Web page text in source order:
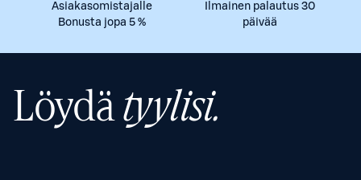
Asiakasomistajalle
Bonusta jopa 5 %
Ilmainen palautus 30
päivää
Löydätyylisi.